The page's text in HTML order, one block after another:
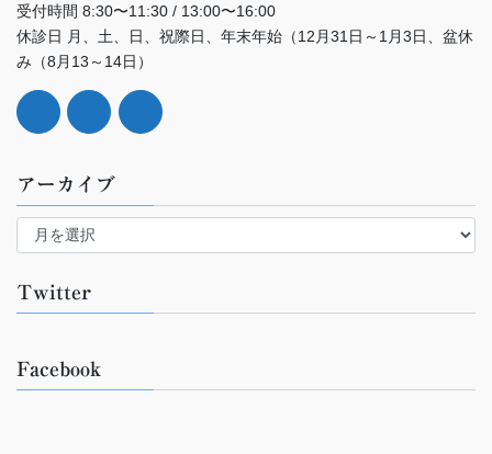
受付時間 8:30〜11:30 / 13:00〜16:00
休診日 月、土、日、祝際日、年末年始（12月31日～1月3日、盆休
み（8月13～14日）
アーカイブ
ア
イ
Twitter
Facebook